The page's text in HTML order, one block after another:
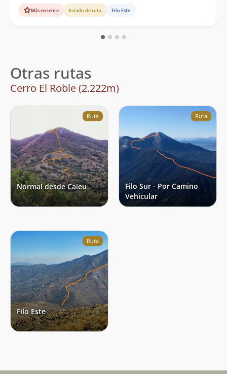
Más reciente Estado de ruta Filo Este
Otras rutas
Cerro El Roble (2.222m)
Ruta
Normal desde Caleu
Ruta
Filo Sur - Por Camino
Vehicular
Ruta
Filo Este